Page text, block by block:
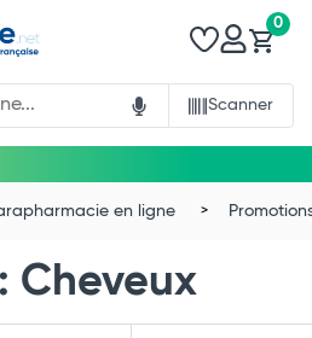
Scanner
0
en ligne
Cheveux